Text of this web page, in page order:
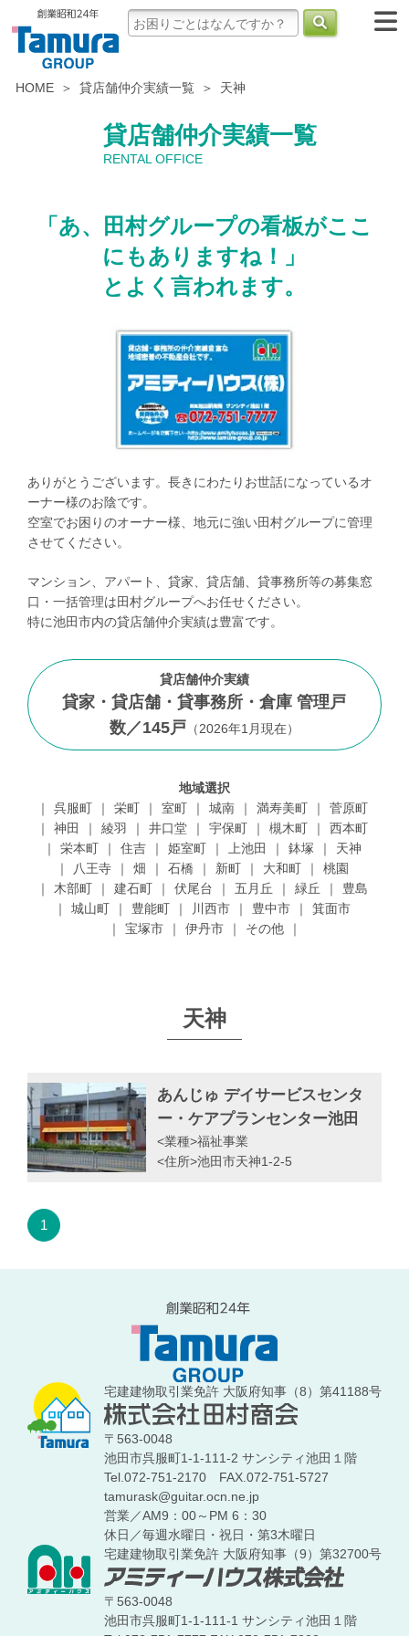
HOME 貸店舗仲介実績一覧 天神
貸店舗仲介実績一覧
RENTAL OFFICE
「あ、田村グループの看板がここ
にもありますね！」
とよく言われます。
ありがとうございます。長きにわたりお世話になっているオ
ーナー様のお陰です。
空室でお困りのオーナー様、地元に強い田村グループに管理
させてください。
マンション、アパート、貸家、貸店舗、貸事務所等の募集窓
口・一括管理は田村グループへお任せください。
特に池田市内の貸店舗仲介実績は豊富です。
貸店舗仲介実績
貸家・貸店舗・貸事務所・倉庫 管理戸
数／145戸 （2026年1月現在）
地域選択
呉服町
栄町 室町 城南 満寿美町
菅原町
神田
綾羽 井口堂 宇保町 槻木町
西本町
栄本町
住吉 姫室町 上池田 鉢塚
天神
八王寺
畑 石橋 新町 大和町
桃園
木部町
建石町 伏尾台 五月丘 緑丘
豊島
城山町
豊能町 川西市 豊中市
箕面市
宝塚市
伊丹市 その他
天神
あんじゅ デイサービスセンタ
ー・ケアプランセンター池田
<業種>福祉事業
<住所>池田市天神1-2-5
1
宅建建物取引業免許 大阪府知事（8）第41188号
〒563-0048
池田市呉服町1-1-111-2 サンシティ池田１階
Tel.072-751-2170FAX.072-751-5727
tamurask@guitar.ocn.ne.jp
営業／AM9：00～PM 6：30
休日／毎週水曜日・祝日・第3木曜日
宅建建物取引業免許 大阪府知事（9）第32700号
〒563-0048
池田市呉服町1-1-111-1 サンシティ池田１階